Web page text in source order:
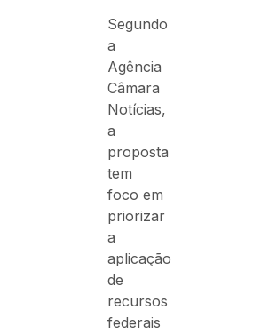
Segundo
a
Agência
Câmara
Notícias,
a
proposta
tem
foco em
priorizar
a
aplicação
de
recursos
federais